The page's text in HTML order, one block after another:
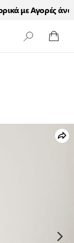
με Αγορές άνω